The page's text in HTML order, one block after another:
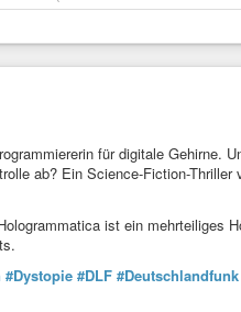
pour qui s’informe sur l’indignité
votre rapport aux animaux, aux
de devenir végétalien. Et
été, et même au-delà, en toutes
ténébreuse
für digitale Gehirne.
ab? Ein Science-Fiction-
ist ein mehrteiliges
#Dystopie #DLF #Deutschlandfunk